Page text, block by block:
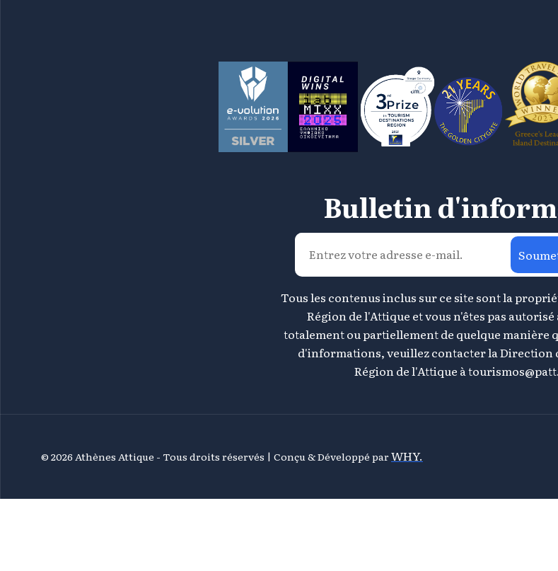
Bulletin
Tous les contenus inclus sur ce site sont la
Région de l'Attique et vous n'êtes pas
totalement ou partiellement de quelque manière
d'informations, veuillez contacter la Direction
Région de l'Attique à
© 2026 Athènes Attique - Tous droits réservés | Conçu & Développé parWHY.